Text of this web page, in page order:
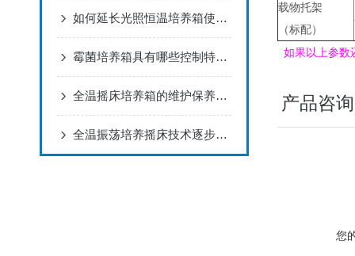
如何延长光照恒温培养箱使用寿命
霉菌培养箱具有哪些控制特点？
全温摇床培养箱的维护保养是怎样的？
全温振荡培养摇床技术逐步成熟，向化发展
载物托架
（标配）
如果以上参数
产品咨询
您